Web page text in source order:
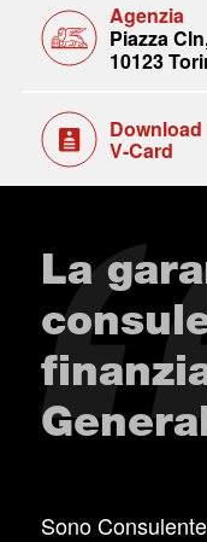
Agenzia
Piazza
10123
Download
V-Card
La
Sono